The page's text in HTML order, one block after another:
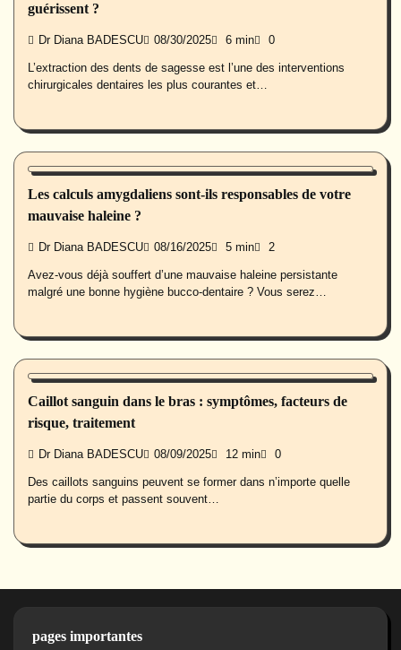
guérissent ?
Dr Diana BADESCU 08/30/2025 6 min 0
L’extraction des dents de sagesse est l’une des interventions
chirurgicales dentaires les plus courantes et…
Santé buccale
Les calculs amygdaliens sont-ils responsables de votre
mauvaise haleine ?
Dr Diana BADESCU 08/16/2025 5 min 2
Avez-vous déjà souffert d’une mauvaise haleine persistante
malgré une bonne hygiène bucco-dentaire ? Vous serez…
Maladies
Caillot sanguin dans le bras : symptômes, facteurs de
risque, traitement
Dr Diana BADESCU 08/09/2025 12 min 0
Des caillots sanguins peuvent se former dans n’importe quelle
partie du corps et passent souvent…
pages importantes